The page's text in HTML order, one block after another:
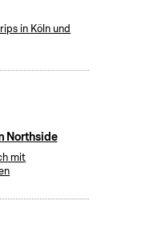
in Köln und
Northside
mit